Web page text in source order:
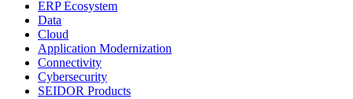
ERP Ecosystem
Data
Cloud
Application Modernization
Connectivity
Cybersecurity
SEIDOR Products